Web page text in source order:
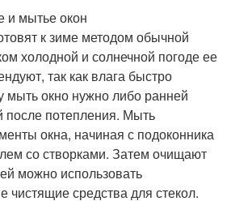
мытье окон
к зиме методом обычной
холодной и солнечной погоде ее
так как влага быстро
мыть окно нужно либо ранней
после потепления. Мыть
окна, начиная с подоконника
со створками. Затем очищают
можно использовать
чистящие средства для стекол.